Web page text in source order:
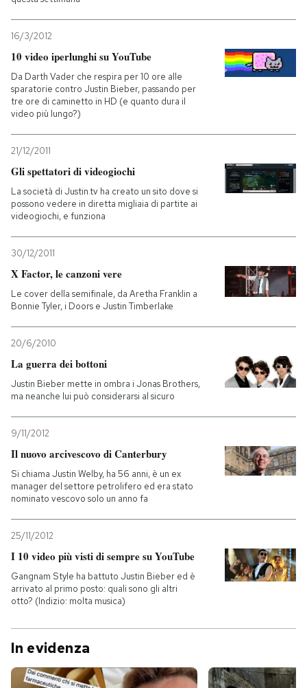
16/3/2012
10 video iperlunghi su YouTube
Da Darth Vader che respira per 10 ore alle
sparatorie contro Justin Bieber, passando per
tre ore di caminetto in HD (e quanto dura il
video più lungo?)
21/12/2011
Gli spettatori di videogiochi
La società di Justin.tv ha creato un sito dove si
possono vedere in diretta migliaia di partite ai
videogiochi, e funziona
30/12/2011
X Factor, le canzoni vere
Le cover della semifinale, da Aretha Franklin a
Bonnie Tyler, i Doors e Justin Timberlake
20/6/2010
La guerra dei bottoni
Justin Bieber mette in ombra i Jonas Brothers,
ma neanche lui può considerarsi al sicuro
9/11/2012
Il nuovo arcivescovo di Canterbury
Si chiama Justin Welby, ha 56 anni, è un ex
manager del settore petrolifero ed era stato
nominato vescovo solo un anno fa
25/11/2012
I 10 video più visti di sempre su YouTube
Gangnam Style ha battuto Justin Bieber ed è
arrivato al primo posto: quali sono gli altri
otto? (Indizio: molta musica)
In evidenza